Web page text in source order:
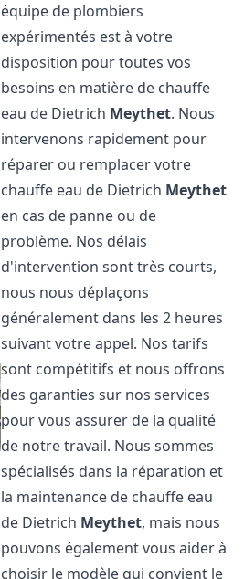
équipe de plombiers
expérimentés est à votre
disposition pour toutes vos
besoins en matière de chauffe
eau de Dietrich Meythet. Nous
intervenons rapidement pour
réparer ou remplacer votre
chauffe eau de Dietrich Meythet
en cas de panne ou de
problème. Nos délais
d'intervention sont très courts,
nous nous déplaçons
généralement dans les 2 heures
suivant votre appel. Nos tarifs
sont compétitifs et nous offrons
des garanties sur nos services
pour vous assurer de la qualité
de notre travail. Nous sommes
spécialisés dans la réparation et
la maintenance de chauffe eau
de Dietrich Meythet, mais nous
pouvons également vous aider à
choisir le modèle qui convient le